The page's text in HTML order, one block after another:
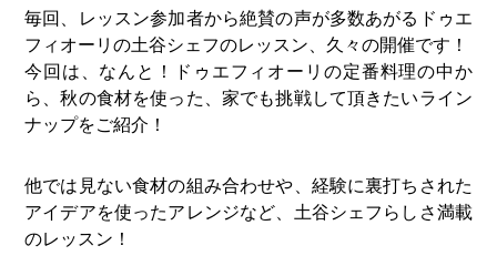
毎回、レッスン参加者から絶賛の声が多数あがるドゥエ
フィオーリの土谷シェフのレッスン、久々の開催です！
今回は、なんと！ドゥエフィオーリの定番料理の中か
ら、秋の食材を使った、家でも挑戦して頂きたいライン
ナップをご紹介！
他では見ない食材の組み合わせや、経験に裏打ちされた
アイデアを使ったアレンジなど、土谷シェフらしさ満載
のレッスン！